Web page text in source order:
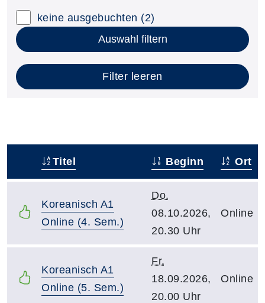
keine ausgebuchten (2)
Auswahl filtern
Filter leeren
Titel Beginn Ort
Koreanisch A1
Online (4. Sem.)
Do.
08.10.2026,
20.30 Uhr
Online
Koreanisch A1
Online (5. Sem.)
Fr.
18.09.2026,
20.00 Uhr
Online